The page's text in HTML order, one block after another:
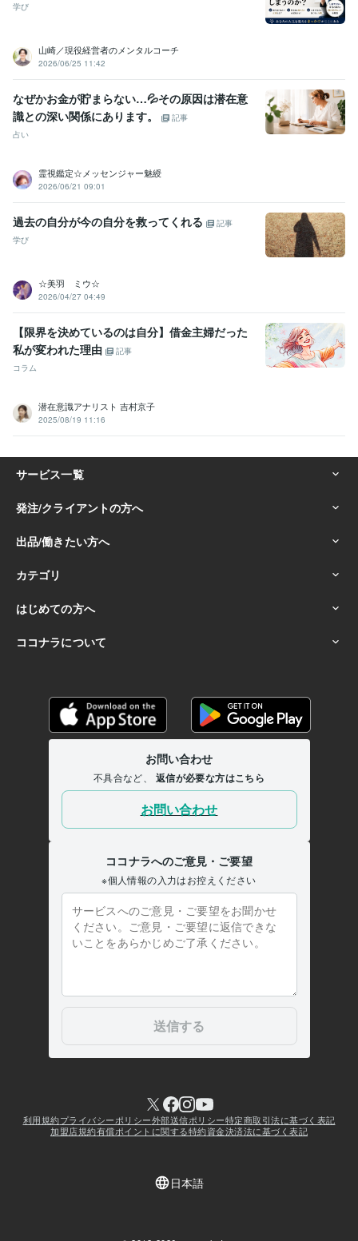
学び
山崎／現役経営者のメンタルコーチ
2026/06/25 11:42
なぜかお金が貯まらない…💦その原因は潜在意
識との深い関係にあります。
記事
占い
霊視鑑定☆メッセンジャー魅綬
2026/06/21 09:01
過去の自分が今の自分を救ってくれる
記事
学び
☆美羽 ミウ☆
2026/04/27 04:49
【限界を決めているのは自分】借金主婦だった
私が変われた理由
記事
コラム
潜在意識アナリスト 吉村京子
2025/08/19 11:16